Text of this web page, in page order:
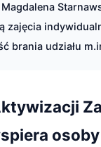
zajęcia
brania udziału